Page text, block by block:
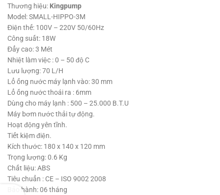
là:
1,240,000 ₫.
890,000 ₫.
Thương hiệu: Kingpump
Model: SMALL-HIPPO-3M
Điện thế: 100V – 220V 50/60Hz
Công suất: 18W
Đẩy cao: 3 Mét
Nhiệt làm việc : 0 – 50 độ C
Lưu lượng: 70 L/H
Lổ ống nước máy lạnh vào: 30 mm
Lổ ống nước thoái ra : 6mm
Dùng cho máy lạnh : 500 – 25.000 B.T.U
Máy bơm nước thải tự động.
Hoạt động yên tĩnh.
Tiết kiệm điện.
Kích thước: 180 x 140 x 120 mm
Trọng lượng: 0.6 Kg
Chất liệu: ABS
Tiêu chuẩn : CE – ISO 9002 2008
Bảo hành: 06 tháng